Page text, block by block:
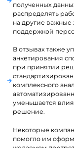
полученных
распределять
на другие важные
поддержкой
В отзывах также
анкетирования
при принятии
комплексного
уменьшается
решение.
Некоторые
помогло им